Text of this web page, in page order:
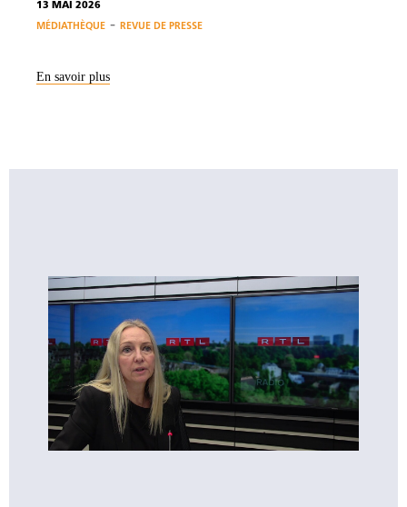
13 MAI 2026
MÉDIATHÈQUE - REVUE DE PRESSE
En savoir plus